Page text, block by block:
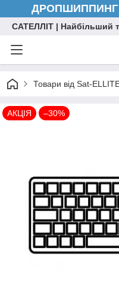
ДРОПШИППИНГ
САТЕЛЛІТ | Найбільший
Товари від Sat-
АКЦІЯ –30%